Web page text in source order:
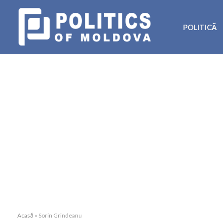
POLITICĂ
Acasă » Sorin Grindeanu